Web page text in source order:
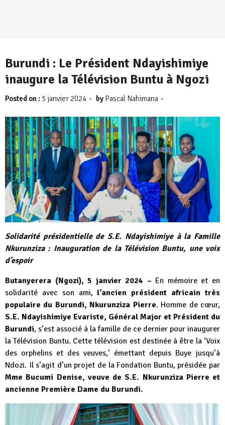
Burundi : Le Président Ndayishimiye
inaugure la Télévision Buntu à Ngozi
Posted on : 5 janvier 2024 - by Pascal Nahimana -
Solidarité présidentielle de S.E. Ndayishimiye à la Famille
Nkurunziza : Inauguration de la Télévision Buntu, une voix
d’espoir
Butanyerera (Ngozi), 5 janvier 2024 – En mémoire et en
solidarité avec son ami, l’ancien président africain très
populaire du Burundi, Nkurunziza Pierre. Homme de cœur,
S.E. Ndayishimiye Evariste, Général Major et Président du
Burundi, s’est associé à la famille de ce dernier pour inaugurer
la Télévision Buntu. Cette télévision est destinée à être la ‘Voix
des orphelins et des veuves,’ émettant depuis Buye jusqu’à
Ndozi. Il s’agit d’un projet de la Fondation Buntu, présidée par
Mme Bucumi Denise, veuve de S.E. Nkurunziza Pierre et
ancienne Première Dame du Burundi.